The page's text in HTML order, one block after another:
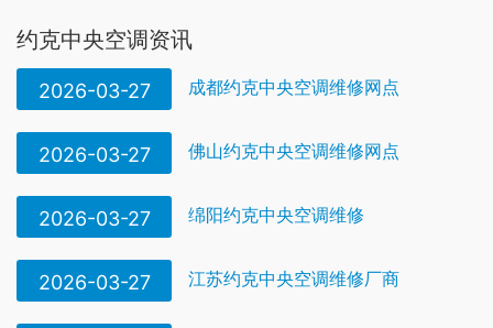
约克中央空调资讯
2026-03-27 成都约克中央空调维修网点
2026-03-27 佛山约克中央空调维修网点
2026-03-27 绵阳约克中央空调维修
2026-03-27 江苏约克中央空调维修厂商